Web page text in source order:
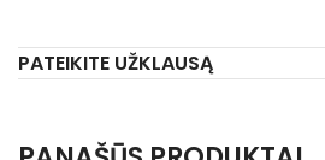
PATEIKITE UŽKLAUSĄ